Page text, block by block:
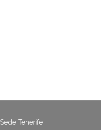
Sede Tenerife